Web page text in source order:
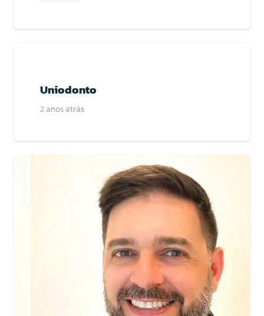
Uniodonto
2 anos atrás